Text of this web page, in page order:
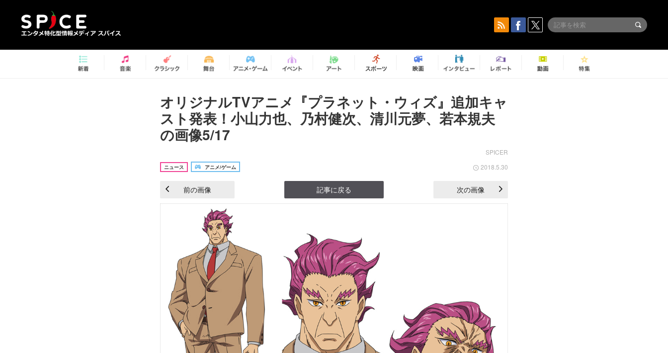
オリジナルTVアニメ『プラネット・ウィズ』追加キャ
スト発表！小山力也、乃村健次、清川元夢、若本規夫
の画像5/17
SPICER
ニュース アニメ/ゲーム 2018.5.30
前の画像 記事に戻る 次の画像